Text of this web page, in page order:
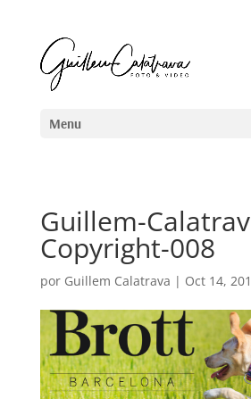
Guillem-
Copyright-008
por Guillem Calatrava | Oct 14,